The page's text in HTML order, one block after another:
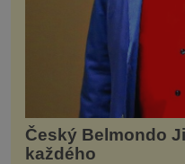
Český Belmondo
každého